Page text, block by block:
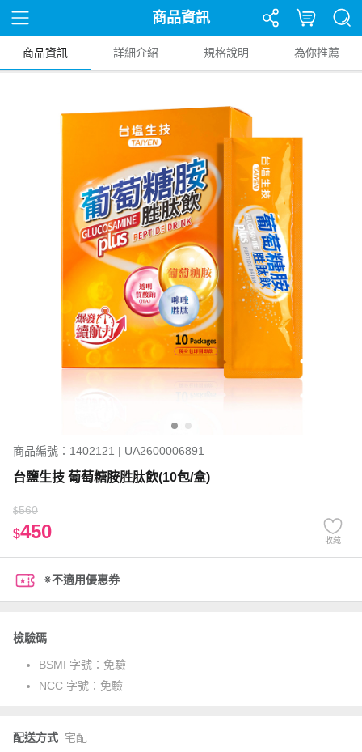
商品資訊
商品資訊 詳細介紹 規格說明 為你推薦
商品編號：1402121 | UA2600006891
台鹽生技 葡萄糖胺胜肽飲(10包/盒)
$560
$450 收藏
※不適用優惠券
檢驗碼
BSMI 字號： 免驗
NCC 字號： 免驗
配送方式 宅配